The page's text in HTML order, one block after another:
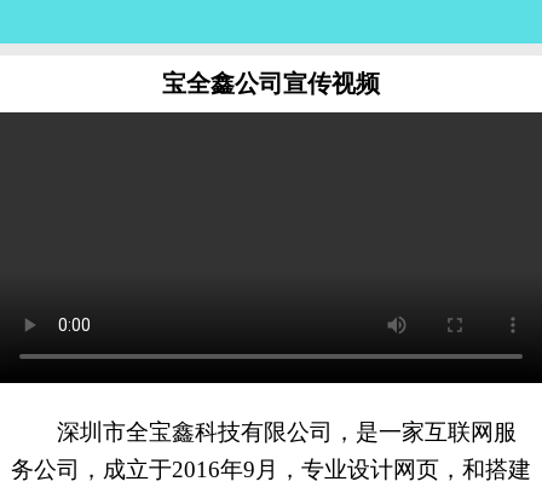
联系我们
51La
XML地图
宝全鑫公司宣传视频
深圳市全宝鑫科技有限公司，是一家互联网服
务公司，成立于2016年9月，专业设计网页，和搭建